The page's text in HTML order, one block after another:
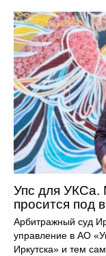
Упс для УКСа.
просится под
Арбитражный суд
управление в АО
Иркутска» и тем